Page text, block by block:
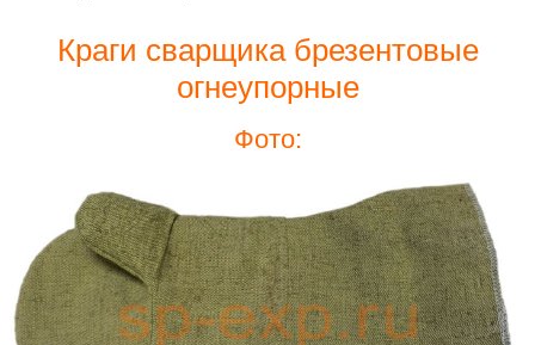
Краги сварщика брезентовые
огнеупорные
Фото: